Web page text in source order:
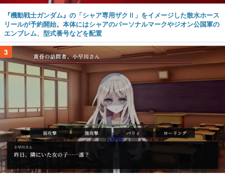
『機動戦士ガンダム』の「シャア専用ザクⅡ」をイメージした散水ホース
リールが予約開始。本体にはシャアのパーソナルマークやジオン公国軍の
エンブレム、型式番号などを配置
3